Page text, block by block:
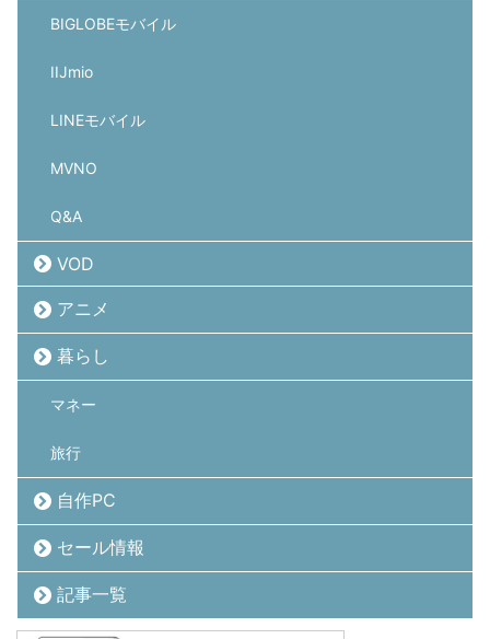
BIGLOBEモバイル
IIJmio
LINEモバイル
MVNO
Q&A
VOD
アニメ
暮らし
マネー
旅行
自作PC
セール情報
記事一覧